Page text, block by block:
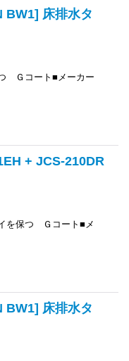
BW1] 床排水タ
Ｇコート■メーカー
+ JCS-210DR
を保つ Ｇコート■メ
BW1] 床排水タ